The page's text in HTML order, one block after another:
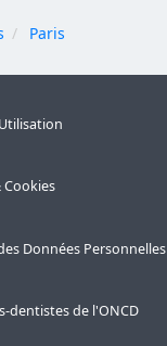
Paris
Cookies
Données Personnelles
dentistes de l'ONCD